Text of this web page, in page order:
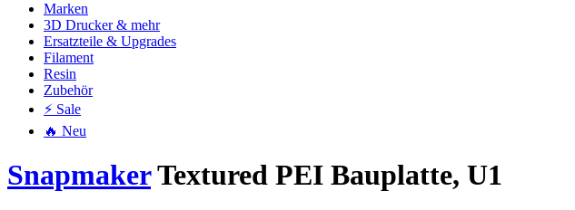
Marken
3D Drucker & mehr
Ersatzteile & Upgrades
Filament
Resin
Zubehör
⚡ Sale
🔥 Neu
SnapmakerTextured PEI Bauplatte, U1